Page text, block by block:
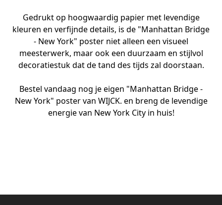
Gedrukt op hoogwaardig papier met levendige
kleuren en verfijnde details, is de "Manhattan Bridge
- New York" poster niet alleen een visueel
meesterwerk, maar ook een duurzaam en stijlvol
decoratiestuk dat de tand des tijds zal doorstaan.
Bestel vandaag nog je eigen "Manhattan Bridge -
New York" poster van WIJCK. en breng de levendige
energie van New York City in huis!